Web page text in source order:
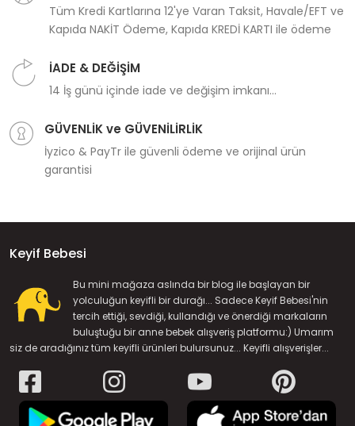
Tüm Kredi Kartlarına 12'ye Varan Taksit, Havale/EFT ve
Kapıda NAKİT Ödeme, Kapıda KREDİ KARTI ile ödeme
İADE & DEĞİŞİM
14 İş günü içinde iade ve değişim imkanı...
GÜVENLİK ve GÜVENİLİRLİK
İyzico & PayTr ile güvenli ödeme ve orijinal ürün
garantisi
Keyif Bebesi
Bu mini mağaza aslında bir blog ile başlayan bir
yolculuğun keyifli bir durağı... Sadece Keyif Bebesi'nin
tercih ettiği, sevdiği, kullandığı ve önerdiği markaların
buluştuğu bir anne bebek alışveriş platformu:) Umarım
siz de aradığınız tüm keyifli ürünleri bulursunuz... Keyifli alışverişler...